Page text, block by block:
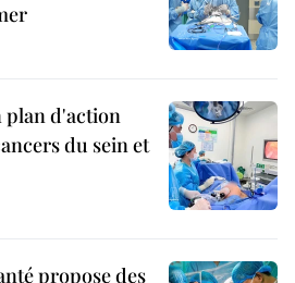
plan d'action
du sein et
propose des